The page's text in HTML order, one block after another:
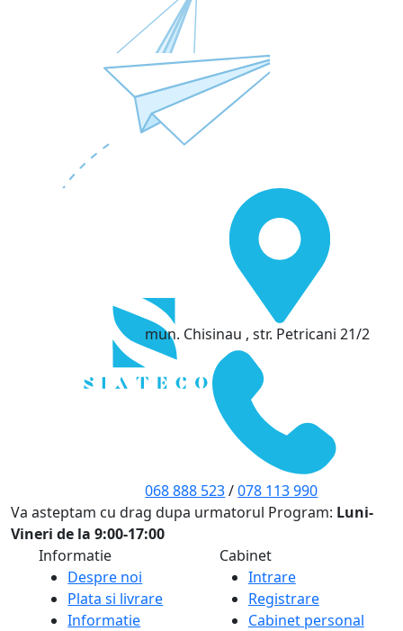
mun. Chisinau , str. Petricani 21/2
068 888 523/078 113 990
Va asteptam cu drag dupa urmatorul Program: Luni-
Vineri de la 9:00-17:00
Informatie
Despre noi
Plata si livrare
Informatie
Cabinet
Intrare
Registrare
Cabinet personal